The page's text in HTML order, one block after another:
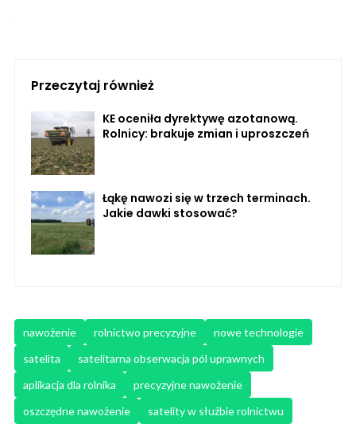
Przeczytaj również
KE oceniła dyrektywę azotanową.
Rolnicy: brakuje zmian i uproszczeń
Łąkę nawozi się w trzech terminach.
Jakie dawki stosować?
nawożenie rolnictwo precyzyjne
nowe technologie
satelita
satelitarna obserwacja pól uprawnych
aplikacja dla rolnika
precyzyjne nawożenie
oszczędne nawożenie
satelity w służbie rolnictwu